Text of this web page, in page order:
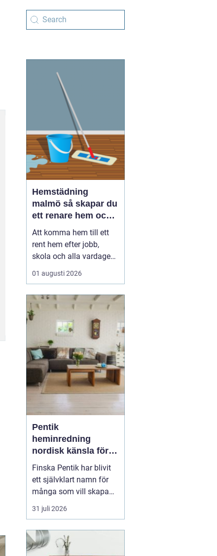
Hemstädning
malmö så skapar du
ett renare hem och
en lugnare vardag
Att komma hem till ett
rent hem efter jobb,
skola och alla vardagens
måsten gör stor skillnad
för både ork och humör.
därför att ta hjälpmed
Hemstädning Malmö i
stället för att...
01 augusti 2026
Pentik
heminredning
nordisk känsla för
varma och
personliga hem
Finska Pentik har blivit
ett självklart namn för
många som vill skapa
ett varmt, ombonat och
personligt hem. Med
natur inspirerar
varumärket till miljöer
31 juli 2026